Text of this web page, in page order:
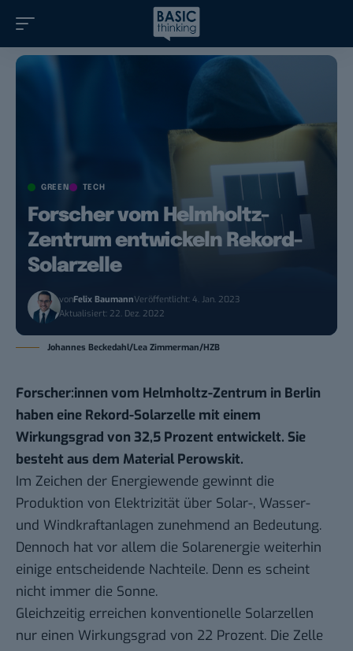
GREEN TECH
Forscher vom Helmholtz-
Zentrum entwickeln Rekord-
Solarzelle
vonFelix BaumannVeröffentlicht: 4. Jan. 2023
Aktualisiert: 22. Dez. 2022
Johannes Beckedahl/Lea Zimmerman/HZB
Forscher:innen vom Helmholtz-Zentrum in Berlin
haben eine Rekord-Solarzelle mit einem
Wirkungsgrad von 32,5 Prozent entwickelt. Sie
besteht aus dem Material Perowskit.
Im Zeichen der Energiewende gewinnt die
Produktion von Elektrizität über Solar-, Wasser-
und Windkraftanlagen zunehmend an Bedeutung.
Dennoch hat vor allem die Solarenergie weiterhin
einige entscheidende Nachteile. Denn es scheint
nicht immer die Sonne.
Gleichzeitig erreichen konventionelle Solarzellen
nur einen Wirkungsgrad von 22 Prozent. Die Zelle